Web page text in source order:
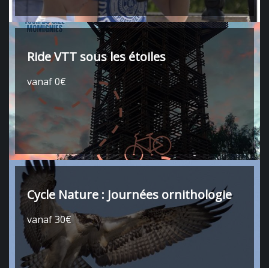
Ride VTT sous les étoiles
vanaf 0€
Cycle Nature : Journées ornithologie
vanaf 30€